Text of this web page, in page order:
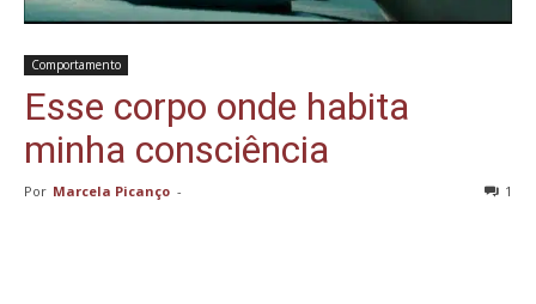
Comportamento
Esse corpo onde habita
minha consciência
Por Marcela Picanço - 1